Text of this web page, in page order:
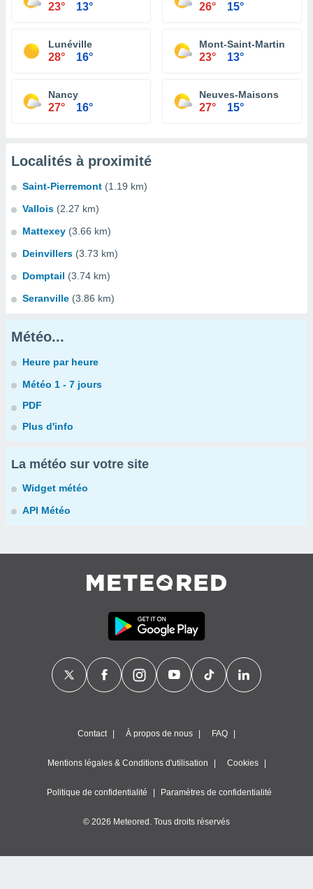
23° 13° 26° 15°
Lunéville
28° 16°
Mont-Saint-Martin
23° 13°
Nancy
27° 16°
Neuves-Maisons
27° 15°
Localités à proximité
Saint-Pierremont (1.19 km)
Vallois (2.27 km)
Mattexey (3.66 km)
Deinvillers (3.73 km)
Domptail (3.74 km)
Seranville (3.86 km)
Météo...
Heure par heure
Météo 1 - 7 jours
PDF
Plus d'info
La météo sur votre site
Widget météo
API Météo
Contact À propos de nous FAQ
Mentions légales & Conditions d'utilisation Cookies
Politique de confidentialité Paramètres de confidentialité
© 2026 Meteored. Tous droits réservés